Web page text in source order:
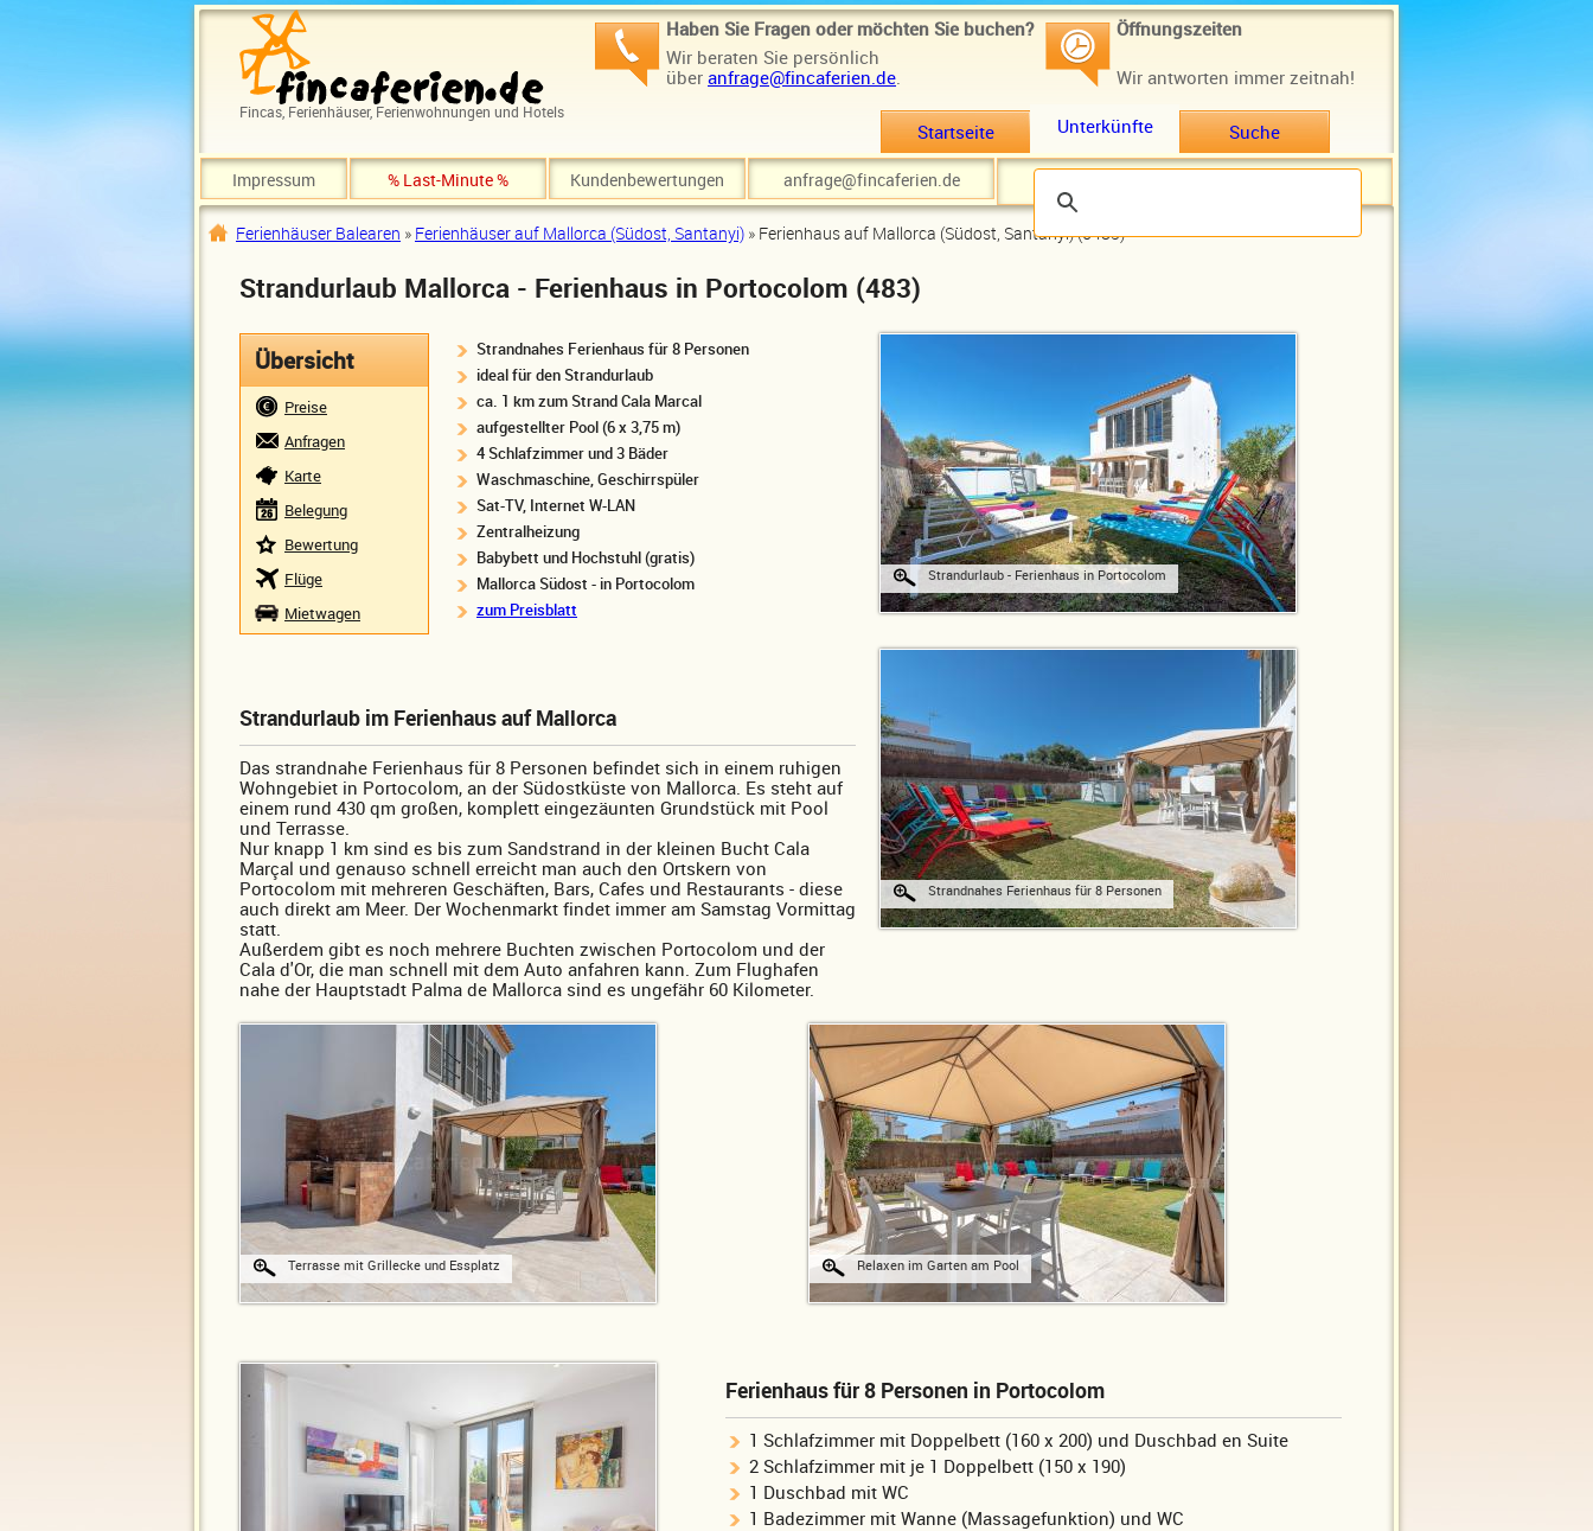
Haben Sie Fragen oder möchten Sie buchen?
Wir beraten Sie persönlich
über anfrage@fincaferien.de.
Öffnungszeiten
Wir antworten immer zeitnah!
Fincas, Ferienhäuser, Ferienwohnungen und Hotels
Startseite Unterkünfte Suche
Impressum % Last-Minute % Kundenbewertungen anfrage@fincaferien.de
Sie sind hier
Ferienhäuser Balearen » Ferienhäuser auf Mallorca (Südost, Santanyi) » Ferienhaus auf Mallorca (Südost, Santanyi) (0483)
Strandurlaub Mallorca - Ferienhaus in Portocolom (483)
Übersicht
Preise
Anfragen
Karte
Belegung
Bewertung
Flüge
Mietwagen
Strandnahes Ferienhaus für 8 Personen
ideal für den Strandurlaub
ca. 1 km zum Strand Cala Marcal
aufgestellter Pool (6 x 3,75 m)
4 Schlafzimmer und 3 Bäder
Waschmaschine, Geschirrspüler
Sat-TV, Internet W-LAN
Zentralheizung
Babybett und Hochstuhl (gratis)
Mallorca Südost - in Portocolom
zum Preisblatt
Strandurlaub im Ferienhaus auf Mallorca
Das strandnahe Ferienhaus für 8 Personen befindet sich in einem ruhigen
Wohngebiet in Portocolom, an der Südostküste von Mallorca. Es steht auf
einem rund 430 qm großen, komplett eingezäunten Grundstück mit Pool
und Terrasse.
Nur knapp 1 km sind es bis zum Sandstrand in der kleinen Bucht Cala
Marçal und genauso schnell erreicht man auch den Ortskern von
Portocolom mit mehreren Geschäften, Bars, Cafes und Restaurants - diese
auch direkt am Meer. Der Wochenmarkt findet immer am Samstag Vormittag
statt.
Außerdem gibt es noch mehrere Buchten zwischen Portocolom und der
Cala d'Or, die man schnell mit dem Auto anfahren kann. Zum Flughafen
nahe der Hauptstadt Palma de Mallorca sind es ungefähr 60 Kilometer.
Strandurlaub - Ferienhaus in Portocolom
Strandnahes Ferienhaus für 8 Personen
Terrasse mit Grillecke und Essplatz Relaxen im Garten am Pool
Ferienhaus für 8 Personen in Portocolom
1 Schlafzimmer mit Doppelbett (160 x 200) und Duschbad en Suite
2 Schlafzimmer mit je 1 Doppelbett (150 x 190)
1 Duschbad mit WC
1 Badezimmer mit Wanne (Massagefunktion) und WC